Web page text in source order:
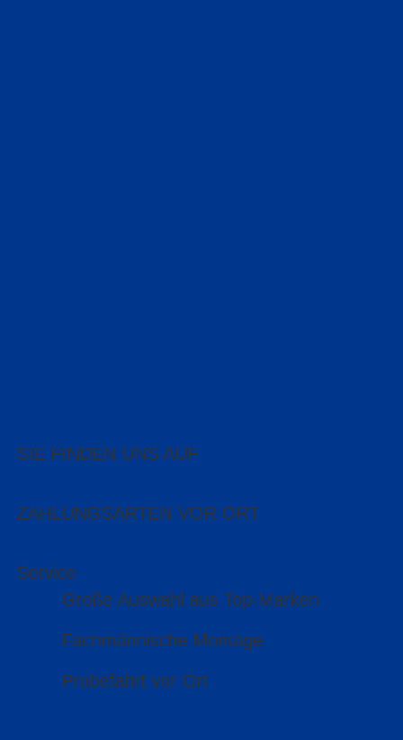
SIE FINDEN UNS AUF
ZAHLUNGSARTEN VOR ORT
Service
Große Auswahl aus Top-Marken
Fachmännische Montage
Probefahrt vor Ort